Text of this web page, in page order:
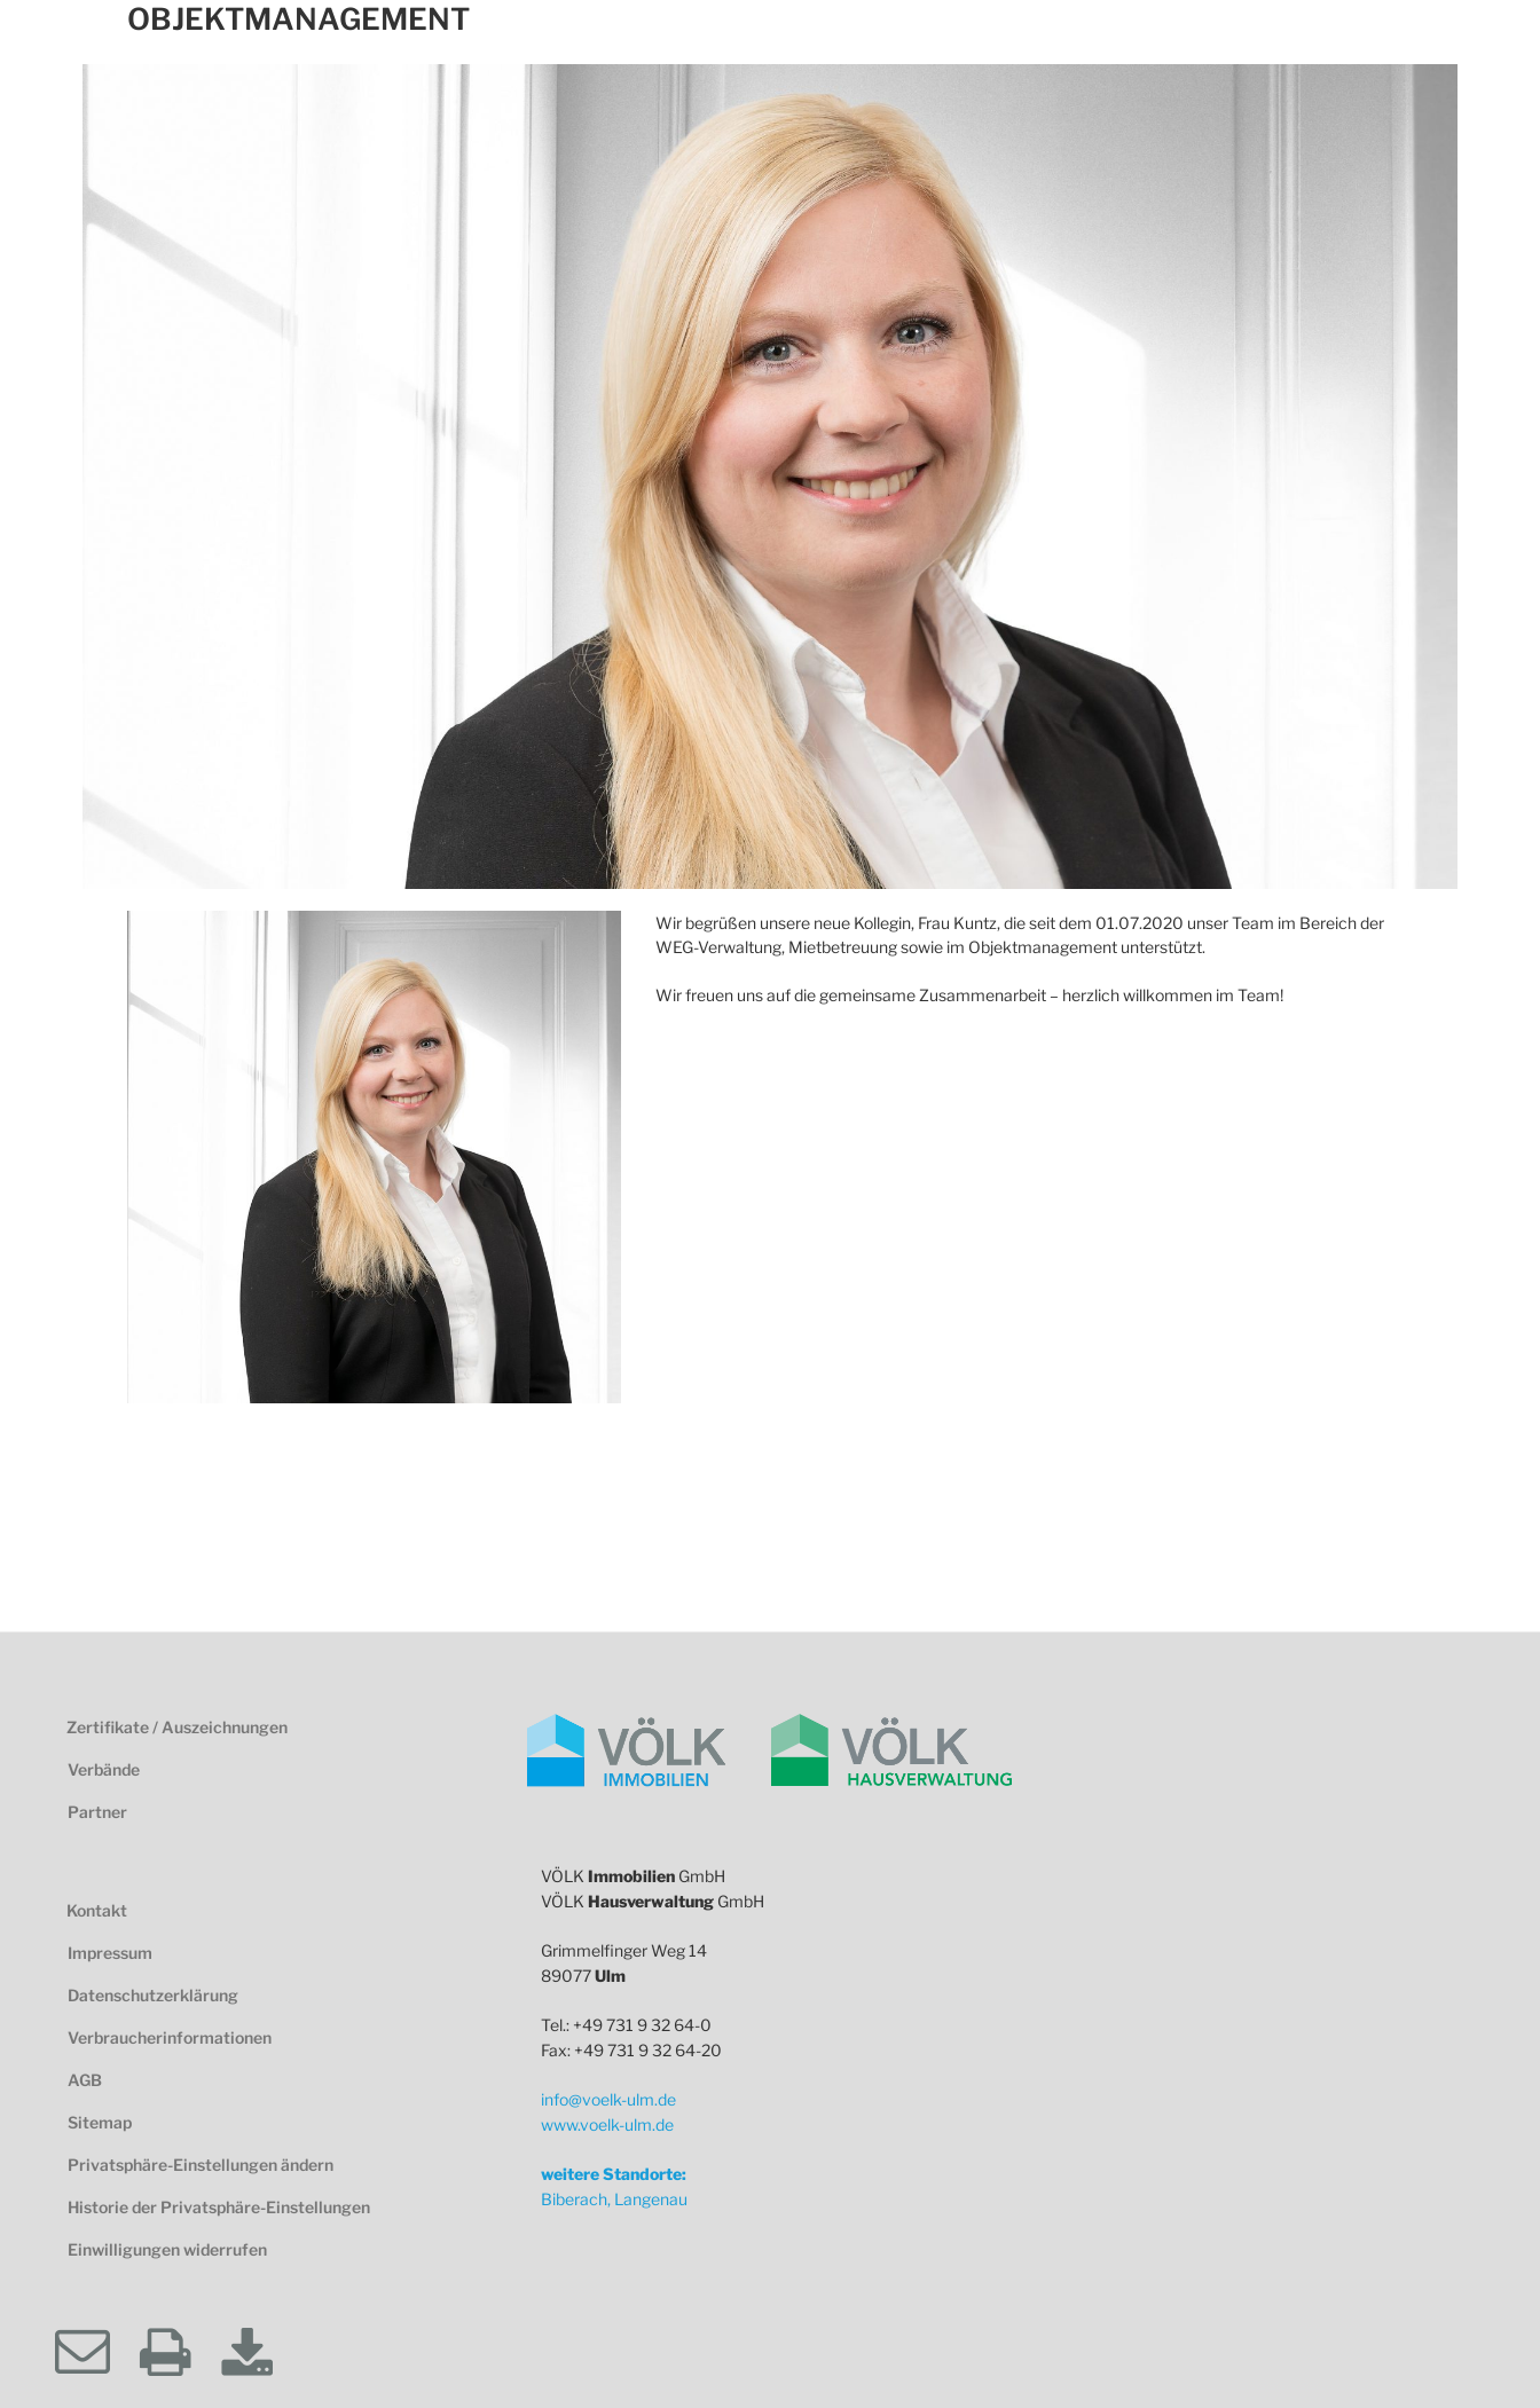
OBJEKTMANAGEMENT
Wir begrüßen unsere neue Kollegin, Frau Kuntz, die seit dem 01.07.2020 unser Team im Bereich der
WEG-Verwaltung, Mietbetreuung sowie im Objektmanagement unterstützt.
Wir freuen uns auf die gemeinsame Zusammenarbeit – herzlich willkommen im Team!
Zertifikate / Auszeichnungen
Verbände
Partner
Kontakt
Impressum
Datenschutzerklärung
Verbraucherinformationen
AGB
Sitemap
Privatsphäre-Einstellungen ändern
Historie der Privatsphäre-Einstellungen
Einwilligungen widerrufen
VÖLK Immobilien GmbH
VÖLK Hausverwaltung GmbH
Grimmelfinger Weg 14
89077Ulm
Tel.: +49 731 9 32 64-0
Fax: +49 731 9 32 64-20
info@voelk-ulm.de
www.voelk-ulm.de
weitere Standorte:
Biberach, Langenau